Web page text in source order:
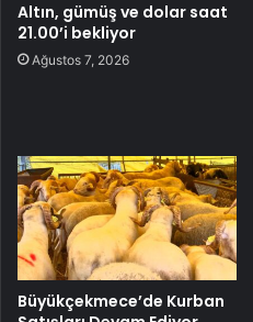
Altın, gümüş ve dolar saat
21.00’i bekliyor
Ağustos 7, 2026
Büyükçekmece’de Kurban